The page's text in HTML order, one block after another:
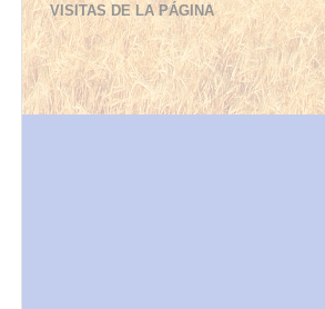
VISITAS DE LA PÁGINA